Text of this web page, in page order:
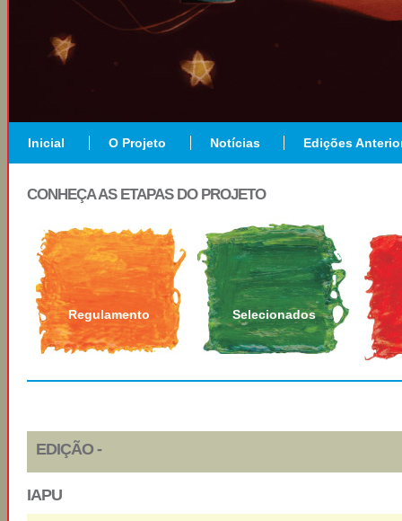
Inicial O Projeto Notícias Edições
CONHEÇA AS ETAPAS DO PROJETO
Regulamento Selecionados
EDIÇÃO -
IAPU